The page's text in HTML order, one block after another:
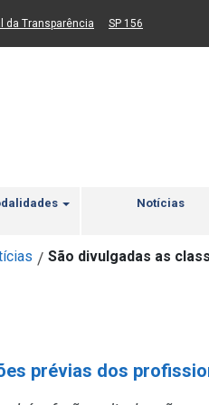
Ir para busca Ir para rodapé
um novo sítio)
da Transparência (Link para um novo sítio)
SP 156
Notícias
/ São divulgadas as
prévias dos